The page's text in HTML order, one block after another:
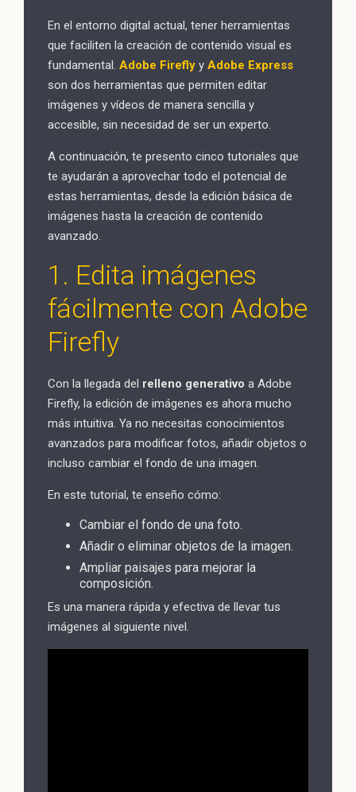
En el entorno digital actual, tener herramientas
que faciliten la creación de contenido visual es
fundamental. Adobe Firefly y Adobe Express
son dos herramientas que permiten editar
imágenes y vídeos de manera sencilla y
accesible, sin necesidad de ser un experto.
A continuación, te presento cinco tutoriales que
te ayudarán a aprovechar todo el potencial de
estas herramientas, desde la edición básica de
imágenes hasta la creación de contenido
avanzado.
1. Edita imágenes
fácilmente con Adobe
Firefly
Con la llegada del relleno generativo a Adobe
Firefly, la edición de imágenes es ahora mucho
más intuitiva. Ya no necesitas conocimientos
avanzados para modificar fotos, añadir objetos o
incluso cambiar el fondo de una imagen.
En este tutorial, te enseño cómo:
Cambiar el fondo de una foto.
Añadir o eliminar objetos de la imagen.
Ampliar paisajes para mejorar la
composición.
Es una manera rápida y efectiva de llevar tus
imágenes al siguiente nivel.